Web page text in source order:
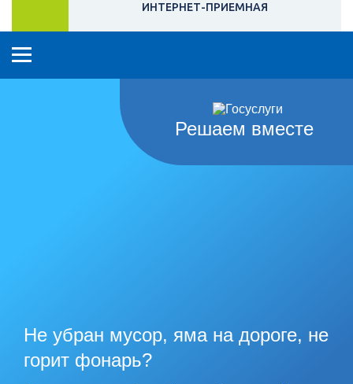
ИНТЕРНЕТ-ПРИЕМНАЯ
Решаем вместе
Не убран мусор, яма на дороге, не
горит фонарь?